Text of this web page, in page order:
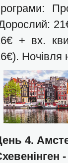
+ вх.
Ночівля
4.